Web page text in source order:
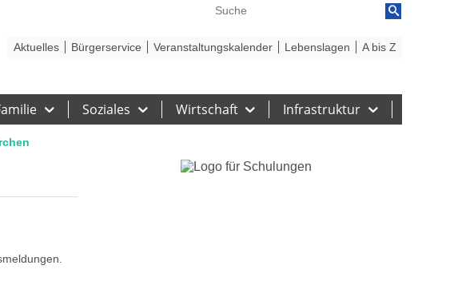
Soziales Wirtschaft Infrastruktur
Aktuelles Bürgerservice Veranstaltungskalender Lebenslagen A bis Z